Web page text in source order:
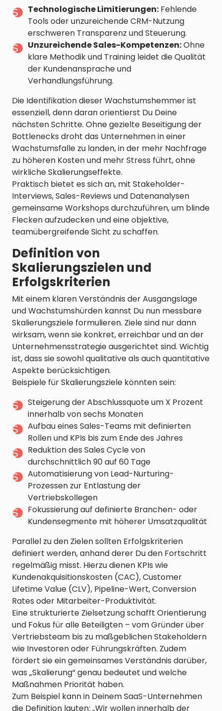
Technologische Limitierungen: Fehlende
Tools oder unzureichende CRM-Nutzung
erschweren Transparenz und Steuerung.
Unzureichende Sales-Kompetenzen:Ohne
klare Methodik und Training leidet die Qualität
der Kundenansprache und
Verhandlungsführung.
Die Identifikation dieser Wachstumshemmer ist
essenziell, denn daran orientierst Du Deine
nächsten Schritte. Ohne gezielte Beseitigung der
Bottlenecks droht das Unternehmen in einer
Wachstumsfalle zu landen, in der mehr Nachfrage
zu höheren Kosten und mehr Stress führt, ohne
wirkliche Skalierungseffekte.
Praktisch bietet es sich an, mit Stakeholder-
Interviews, Sales-Reviews und Datenanalysen
gemeinsame Workshops durchzuführen, um blinde
Flecken aufzudecken und eine objektive,
teamübergreifende Sicht zu schaffen.
Definition von
Skalierungszielen und
Erfolgskriterien
Mit einem klaren Verständnis der Ausgangslage
und Wachstumshürden kannst Du nun messbare
Skalierungsziele formulieren. Ziele sind nur dann
wirksam, wenn sie konkret, erreichbar und an der
Unternehmensstrategie ausgerichtet sind. Wichtig
ist, dass sie sowohl qualitative als auch quantitative
Aspekte berücksichtigen.
Beispiele für Skalierungsziele könnten sein:
Steigerung der Abschlussquote um X Prozent
innerhalb von sechs Monaten
Aufbau eines Sales-Teams mit definierten
Rollen und KPIs bis zum Ende des Jahres
Reduktion des Sales Cycle von
durchschnittlich 90 auf 60 Tage
Automatisierung von Lead-Nurturing-
Prozessen zur Entlastung der
Vertriebskollegen
Fokussierung auf definierte Branchen- oder
Kundensegmente mit höherer Umsatzqualität
Parallel zu den Zielen sollten Erfolgskriterien
definiert werden, anhand derer Du den Fortschritt
regelmäßig misst. Hierzu dienen KPIs wie
Kundenakquisitionskosten (CAC), Customer
Lifetime Value (CLV), Pipeline-Wert, Conversion
Rates oder Mitarbeiter-Produktivität.
Eine strukturierte Zielsetzung schafft Orientierung
und Fokus für alle Beteiligten – vom Gründer über
Vertriebsteam bis zu maßgeblichen Stakeholdern
wie Investoren oder Führungskräften. Zudem
fördert sie ein gemeinsames Verständnis darüber,
was „Skalierung“ genau bedeutet und welche
Maßnahmen Priorität haben.
Zum Beispiel kann in Deinem SaaS-Unternehmen
die Definition lauten: „Wir wollen innerhalb der